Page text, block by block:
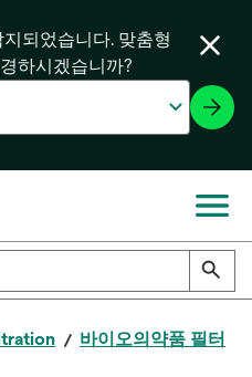
되었습니다. 맞춤형
하시겠습니까?
바이오의약품 필터